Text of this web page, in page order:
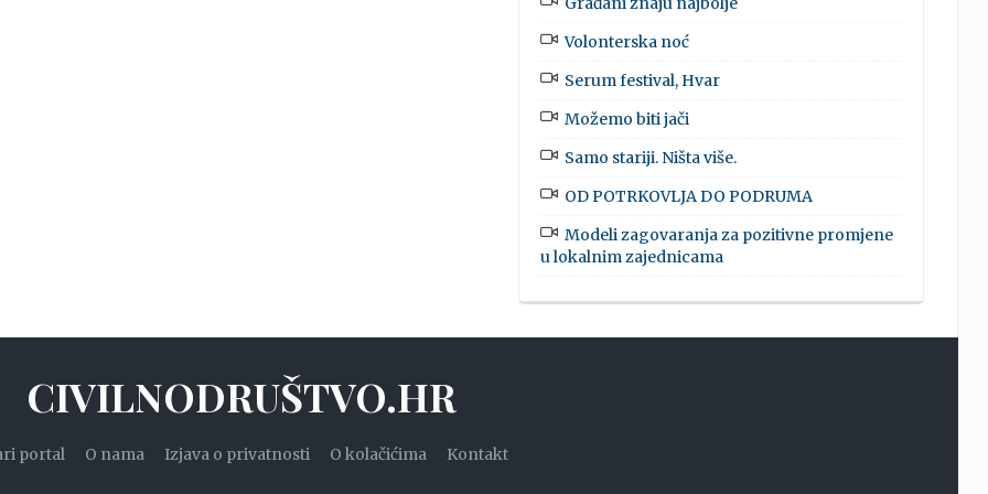
Volonterska noć
Serum festival, Hvar
Možemo biti jači
Samo stariji. Ništa više.
OD POTRKOVLJA DO PODRUMA
Modeli zagovaranja za pozitivne promjene
u lokalnim zajednicama
CIVILNODRUŠTVO.HR
portal O nama Izjava o privatnosti O kolačićima Kontakt